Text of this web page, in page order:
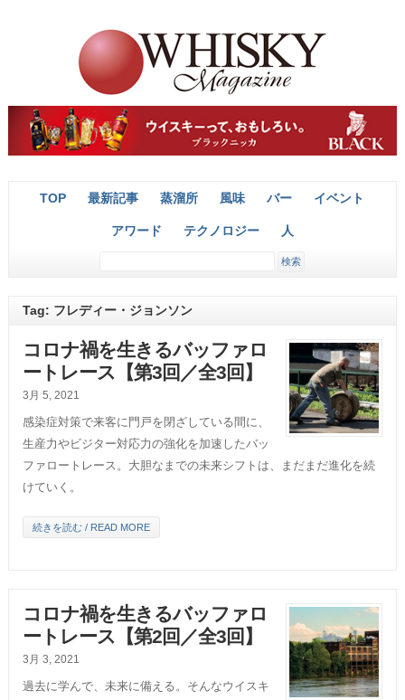
TOP 最新記事 蒸溜所 風味 バー イベント
アワード テクノロジー 人
Tag: フレディー・ジョンソン
コロナ禍を生きるバッファロ
ートレース【第3回／全3回】
3月 5, 2021
感染症対策で来客に門戸を閉ざしている間に、
生産力やビジター対応力の強化を加速したバッ
ファロートレース。大胆なまでの未来シフトは、まだまだ進化を続
けていく。
続きを読む / READ MORE
コロナ禍を生きるバッファロ
ートレース【第2回／全3回】
3月 3, 2021
過去に学んで、未来に備える。そんなウイスキ